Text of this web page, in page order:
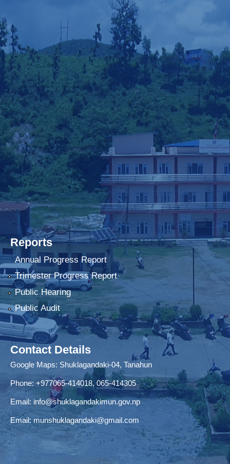
Reports
Annual Progress Report
Trimester Progress Report
Public Hearing
Public Audit
Contact Details
Google Maps: Shuklagandaki-04, Tanahun
Phone: +977065-414018,065-414305
Email: info@shuklagandakimun.gov.np
Email:munshuklagandaki@gmail.com